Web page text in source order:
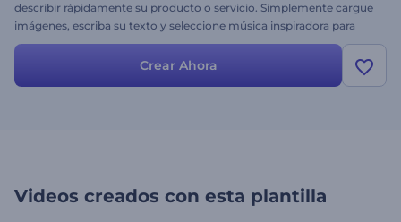
describir rápidamente su producto o servicio. Simplemente cargue
imágenes, escriba su texto y seleccione música inspiradora para
tener una herramienta de promoción eficaz en minutos. Pruébelo
Crear Ahora
Videos creados con esta plantilla